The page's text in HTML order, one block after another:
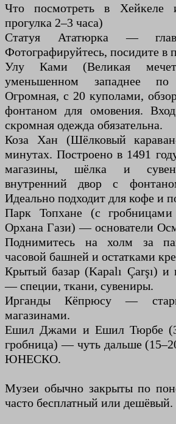
Что посмотреть в Хейкеле
прогулка 2–3 часа)
Статуя Ататюрка —
Фотографируйтесь, посидите в
Улу Ками (Великая
уменьшенном западнее
Огромная, с 20 куполами,
фонтаном для омовения.
скромная одежда обязательна.
Коза Хан (Шёлковый
минутах. Построено в 1491
магазины, шёлка и
внутренний двор с
Идеально подходит для кофе и
Парк Топхане (с
Орхана Гази) — основатели
Поднимитесь на холм за
часовой башней и остатками
Крытый базар (Kapalı Çarşı) и
— специи, ткани, сувениры.
Ирганды Кёпрюсу —
магазинами.
Ешил Джами и Ешил Тюрбе
гробница) — чуть дальше
ЮНЕСКО.
Музеи обычно закрыты по
часто бесплатный или дешёвый.